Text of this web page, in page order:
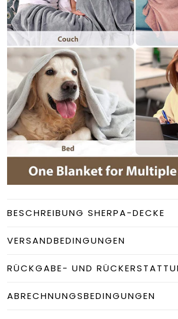
BESCHREIBUNG SHERPA-DECKE
VERSANDBEDINGUNGEN
RÜCKGABE- UND
ABRECHNUNGSBEDINGUNGEN